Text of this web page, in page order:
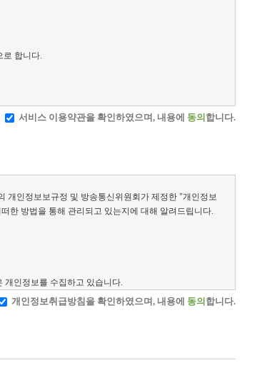
로 합니다.
서비스 이용약관을 확인하였으며, 내용에 동의 합니다.
개인정보보규정 및 방송통신위원회가 제정한 "개인정보
한 방법을 통해 관리되고 있는지에 대해 알려드립니다.
개인정보를 수집하고 있습니다.
개인정보취급방침을 확인하였으며, 내용에 동의 합니다.